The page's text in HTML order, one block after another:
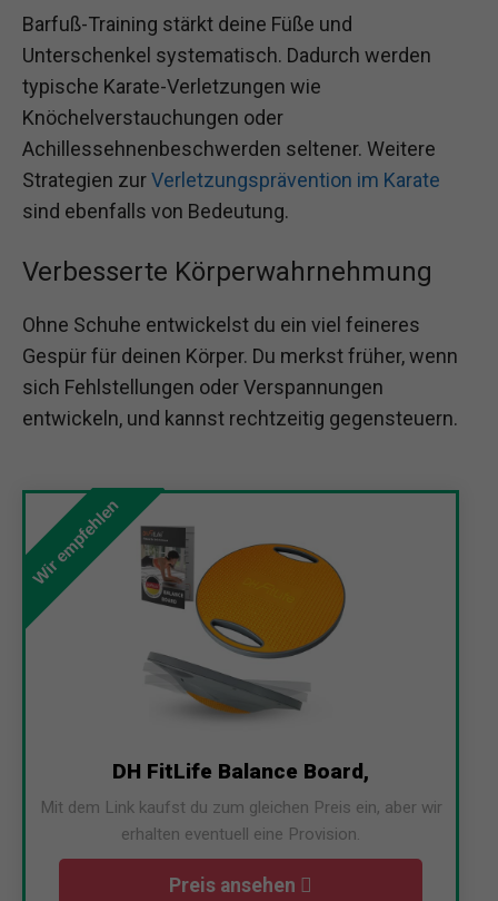
Barfuß-Training stärkt deine Füße und
Unterschenkel systematisch. Dadurch werden
typische Karate-Verletzungen wie
Knöchelverstauchungen oder
Achillessehnenbeschwerden seltener. Weitere
Strategien zurVerletzungsprävention im Karate
sind ebenfalls von Bedeutung.
Verbesserte Körperwahrnehmung
Ohne Schuhe entwickelst du ein viel feineres
Gespür für deinen Körper. Du merkst früher, wenn
sich Fehlstellungen oder Verspannungen
entwickeln, und kannst rechtzeitig gegensteuern.
Wir empfehlen
DH FitLife Balance Board,
Mit dem Link kaufst du zum gleichen Preis ein, aber wir
erhalten eventuell eine Provision.
Preis ansehen